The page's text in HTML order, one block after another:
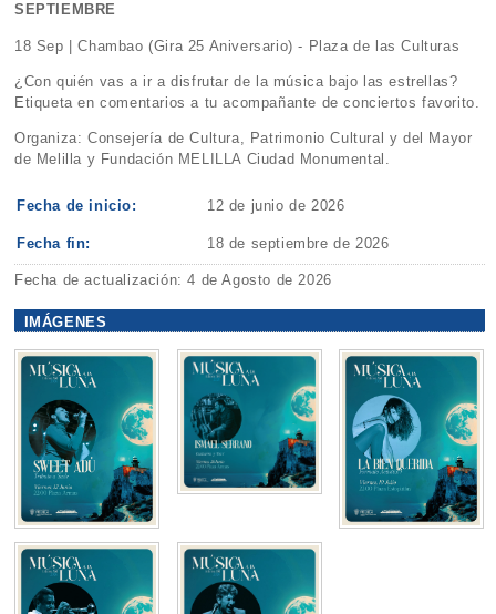
SEPTIEMBRE
18 Sep | Chambao (Gira 25 Aniversario) - Plaza de las Culturas
¿Con quién vas a ir a disfrutar de la música bajo las estrellas?
Etiqueta en comentarios a tu acompañante de conciertos favorito.
Organiza: Consejería de Cultura, Patrimonio Cultural y del Mayor
de Melilla y Fundación MELILLA Ciudad Monumental.
Fecha de inicio: 12 de junio de 2026
Fecha fin: 18 de septiembre de 2026
Fecha de actualización: 4 de Agosto de 2026
IMÁGENES